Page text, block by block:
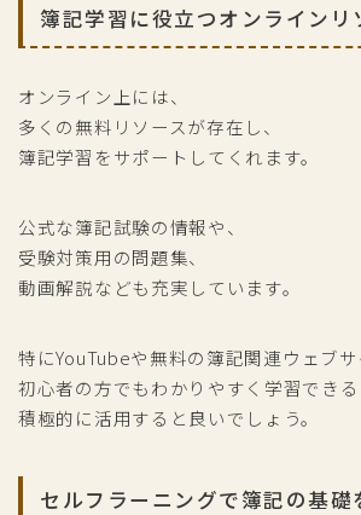
簿記学習に役立つオンラインリ
オンライン上には、
多くの無料リソースが存在し、
簿記学習をサポートしてくれます。
公式な簿記試験の情報や、
受験対策用の問題集、
動画解説なども充実しています。
特にYouTubeや無料の簿記関連ウェブサ
初心者の方でもわかりやすく学習できる
積極的に活用すると良いでしょう。
セルフラーニングで簿記の基礎